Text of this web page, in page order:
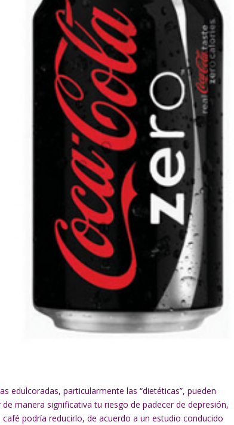
edulcoradas, particularmente las “dietéticas”, pueden
manera significativa tu riesgo de padecer de depresión,
café podría reducirlo, de acuerdo a un estudio conducido